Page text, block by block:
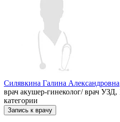
Силявкина Галина Александровна
врач акушер-гинеколог/ врач
категории
Запись к врачу